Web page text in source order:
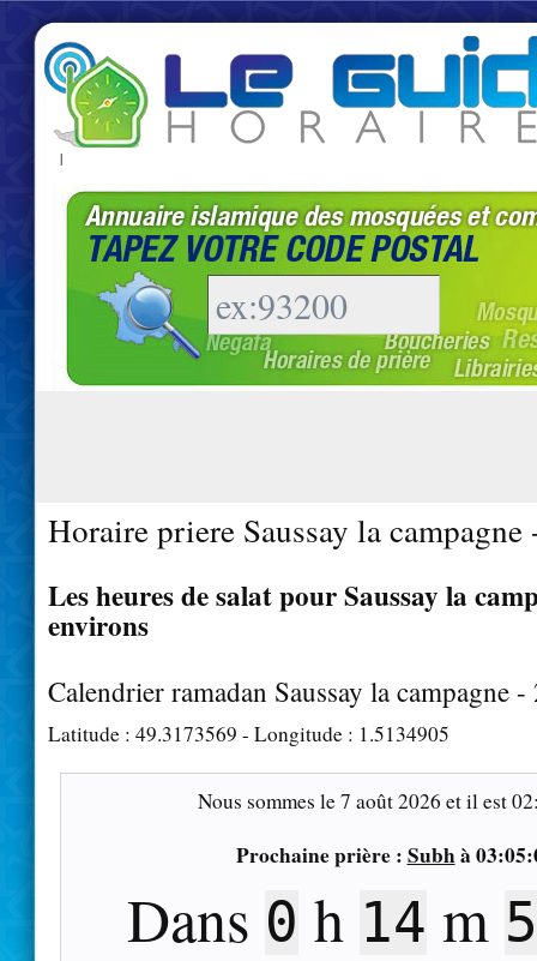
|
Horaire priere Saussay la campagne
Les heures de salat pour Saussay la
environs
Calendrier ramadan Saussay la campagne
Latitude : 49.3173569 - Longitude : 1.5134905
Nous sommes le7 août 2026 et il est
Prochaine prière : Subhà
Dans 0 h 14 m